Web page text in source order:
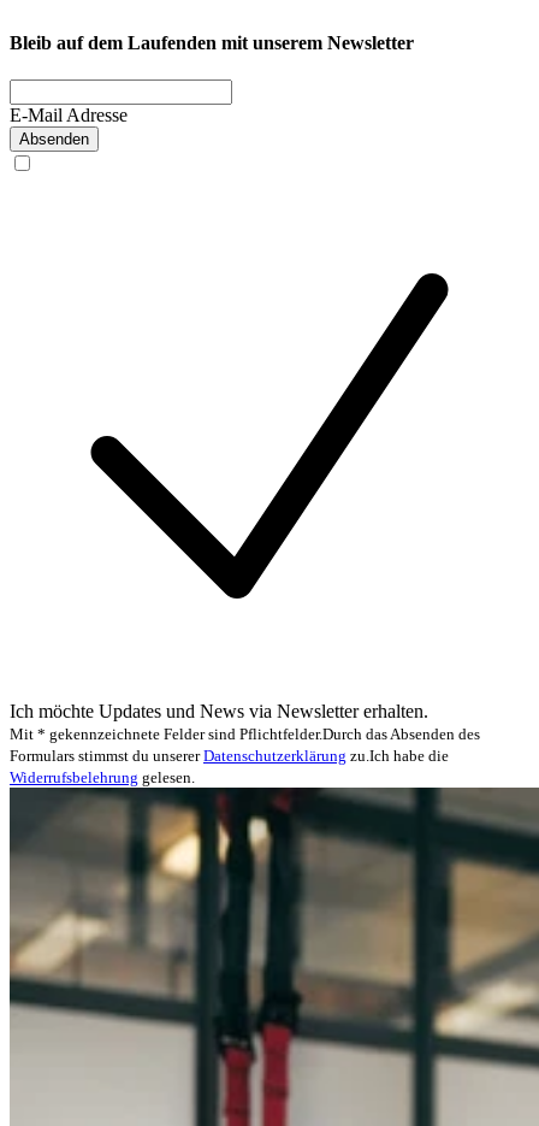
Bleib auf dem Laufenden mit unserem Newsletter
E-Mail Adresse
Absenden
Ich möchte Updates und News via Newsletter erhalten.
Mit * gekennzeichnete Felder sind Pflichtfelder.Durch das Absenden des
Formulars stimmst du unserer Datenschutzerklärung zu. Ich habe die
Widerrufsbelehrung gelesen.